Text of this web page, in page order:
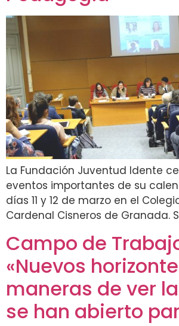
La Fundación Juventud Idente
eventos importantes de su
días 11 y 12 de marzo en el
Cardenal Cisneros de Granada.
Campo de
«Nuevos
maneras de ver
se han abierto